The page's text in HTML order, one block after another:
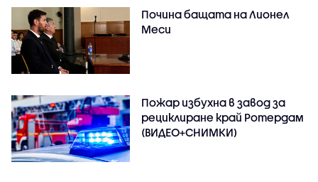
Почина бащата на Лионел
Меси
Пожар избухна в завод за
рециклиране край Ротердам
(ВИДЕО+СНИМКИ)